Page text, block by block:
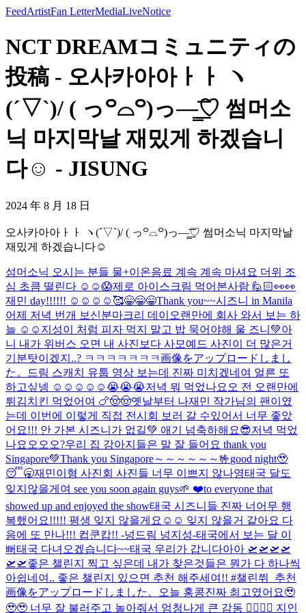
FeedArtistFan LetterMediaLiveNotice
NCT DREAMコミュニティの
投稿 - 오사카아아ㅏㅏ ヽ
(´▽`)/ ( っ꒪⌓꒪)っ—̳͟͞͞♡ 썸머소
닉 마지막날 재밌게 하겠습니
다☺️ - JISUNG
2024 年 8 月 18 日
오사카아아ㅏㅏ ヽ(´▽`)/ ( っ꒪⌓꒪)っ—̳͟͞͞♡ 썸머소닉 마지막날
재밌게 하겠습니다☺️
섬머소닉 오시는 분들 물+이온음료 계속 계속 마셔요 더위 조
심 초큼 떨린다 ☺️☺️😱제로 아이스크림 먹어본사람 🙋🏻👀👀
재민 day!!!!!! ☺️☺️☺️☺️ 🥰😁😁😁Thank you~~시즈니 in Manila
어제 저녁 번개 보신분마크리 데이 오랜만에 회사 와서 보는 하
늘 ☺️☺️ 지성이 처럼 피자 먹지 말고 밥 묵어야해 울 즈니💚아
니 내가 위버스 오면 내 사진보다 사모예드 사진이 더 많은거
기분탓이겠지..? ㅋㅋㅋㅋㅋㅋㅋ画像をアップロードしまし
た。
드림 스캐치 유툽 영상 보는데 진짜 미치겠네여 얼른 또
하고싶넹 ☺️☺️☺️☺️☺️😭😭😭저녁 뭐 먹었나요오 전 오랜만에
튀김치킨 먹었어여 🍗🤠🤠옛날부터 나재민 작가님의 팬이였
는데 이번에 이렇게 직접 전시회 보러 갈 수있어서 너무 좋았
어요!!! 안 가본 시즈니가 없길💚 애기 넘축하해요😎저녁 먹었
나요오오오?우리 집 강아지들은 말 잘 들어요 thank you
Singapore💚Thank you Singapore～～～～～～🤟good night🥹
😴🥱재민이형 사진회 사진들 너무 이쁘지 않나영태국 달도
잊지않을게여 see you soon again guys🌱 ❤️to everyone that
showed up and enjoyed the show태국 시즈니들 진짜 너어무 행
복했어요!!!!! 평생 잊지 않을게요☺️☺️ 잊지 않을거 같아요 다
음에 또 만나!!! 컵쿤캅!! -넝드림 넝지성-태국에서 보는 달 이
뻐태국 다녀오겠습니다~~태국 우리가 갑니다아아 🛫🛫🛫🛫
🛫🛫좋은 챌린지 찍고 싶은데 내가 찾은것들은 뭔가 다 하나씩
아쉽네여.. 좋은 챌린지 있으면 추천 해주세여!! #챌린쮜_추천
画像をアップロードしました。
오늘 홍콩진짜 최고였어요🥹
🥹🥹 너무 잘 불러주고 놀아줘서 엄청나게 큰 감동 🙂‍↕️🙂‍↕️ 지인